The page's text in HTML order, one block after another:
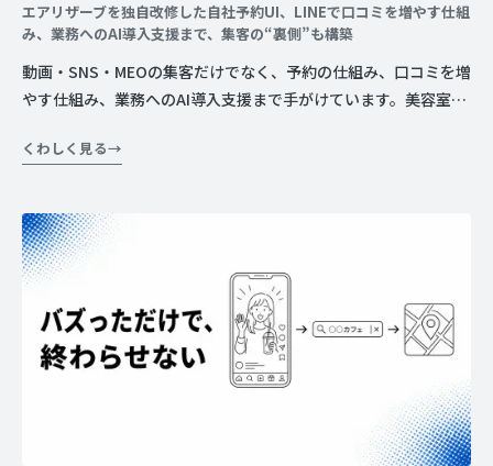
エアリザーブを独自改修した自社予約UI、LINEで口コミを増やす仕組
み、業務へのAI導入支援まで、集客の“裏側”も構築
動画・SNS・MEOの集客だけでなく、予約の仕組み、口コミを増
やす仕組み、業務へのAI導入支援まで手がけています。美容室さ
側”も作れる、その具体例です。
くわしく見る